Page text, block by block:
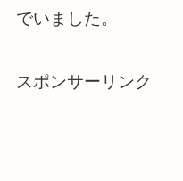
でいました。
スポンサーリンク